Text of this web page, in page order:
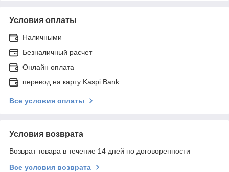
Условия оплаты
Наличными
Безналичный расчет
Онлайн оплата
перевод на карту Kaspi Bank
Все условия оплаты
Условия возврата
Возврат товара в течение 14 дней по договоренности
Все условия возврата